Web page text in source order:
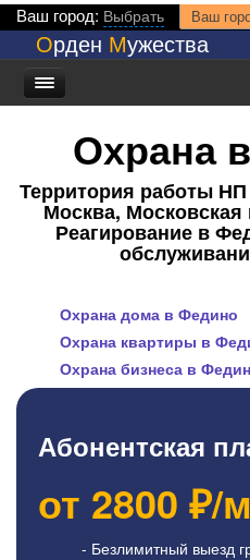
Ваш город: Выбрать Ваш
Орден Мужества
Охрана
Территория работы
Москва, Московская
Реагирование в
Охрана дома в Федино
Охрана квартиры в
Охрана бизнеса в
Абонентская
от 2800 ₽/
- Безлимитный выезд